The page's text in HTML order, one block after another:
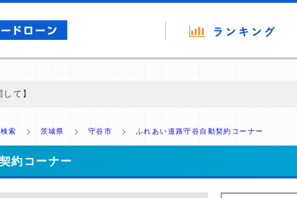
て】
保した情報提供を行っています。
索 茨城県 守谷市 ふれあい道路守谷自動契約コーナー
約コーナー